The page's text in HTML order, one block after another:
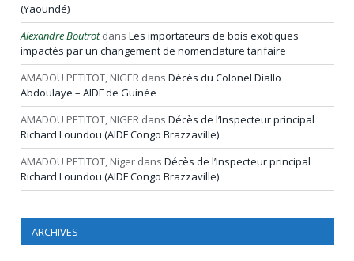
(Yaoundé)
Alexandre Boutrotdans Les importateurs de bois exotiques
impactés par un changement de nomenclature tarifaire
AMADOU PETITOT, NIGER dans Décès du Colonel Diallo
Abdoulaye – AIDF de Guinée
AMADOU PETITOT, NIGER dans Décès de l’Inspecteur principal
Richard Loundou (AIDF Congo Brazzaville)
AMADOU PETITOT, Niger dans Décès de l’Inspecteur principal
Richard Loundou (AIDF Congo Brazzaville)
ARCHIVES